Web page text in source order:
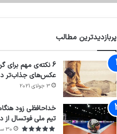
پربازدیدترین مطالب
71%
6 نکته‌ی مهم برای
عکس‌های جذاب‌تر
3 جولای 2021
خداحافظی زود
تیم ملی فوتسال از
30 سپتامبر 2021